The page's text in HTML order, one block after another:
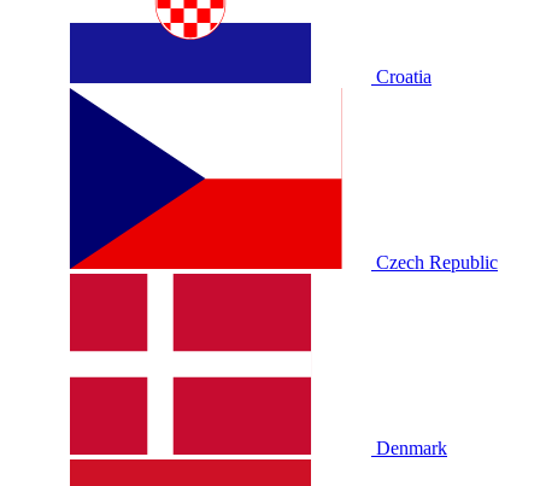
Croatia
Czech Republic
Denmark